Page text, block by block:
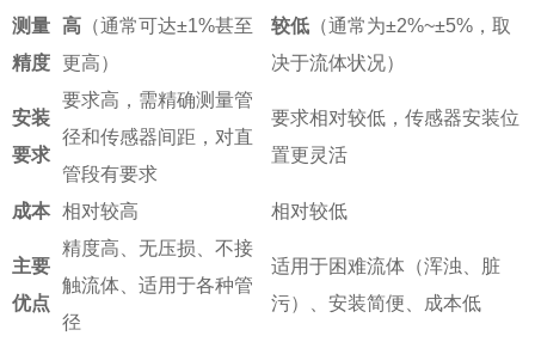
测量
精度
高 （通常可达±1%甚至
更高）
较低 （通常为±2%~±5%，取
决于流体状况）
安装
要求
要求高，需精确测量管
径和传感器间距，对直
管段有要求
要求相对较低，传感器安装位
置更灵活
成本 相对较高 相对较低
主要
优点
精度高、无压损、不接
触流体、适用于各种管
径
适用于困难流体（浑浊、脏
污）、安装简便、成本低